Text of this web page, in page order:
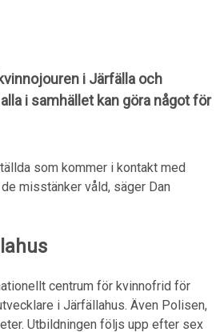
i Järfälla och
i samhället kan göra något för
som kommer i kontakt med
misstänker våld, säger Dan
centrum för kvinnofrid för
i Järfällahus. Även Polisen,
Utbildningen följs upp efter sex